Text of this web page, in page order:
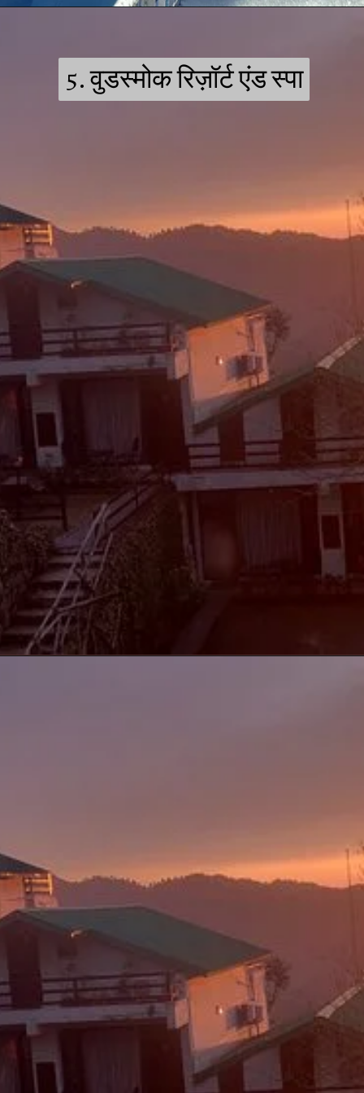
5. वुडस्मोक रिज़ॉर्ट एंड स्पा
5. वुडस्मोक रिज़ॉर्ट एंड स्पा